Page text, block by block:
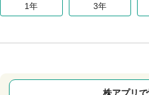
1年 3年